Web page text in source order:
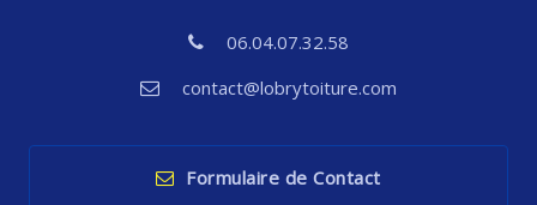
06.04.07.32.58
contact@lobrytoiture.com
Formulaire de Contact